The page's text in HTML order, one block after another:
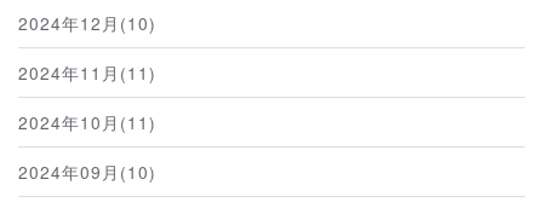
2024年12月(10)
2024年11月(11)
2024年10月(11)
2024年09月(10)